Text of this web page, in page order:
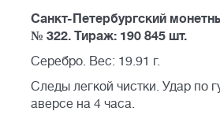
Санкт-Петербургский
№ 322. Тираж: 190 845 шт.
Серебро. Вес: 19.91 г.
Следы легкой чистки. Удар по
аверсе на 4 часа.